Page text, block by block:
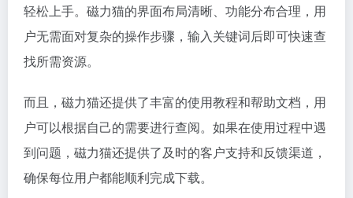
轻松上手。磁力猫的界面布局清晰、功能分布合理，用
户无需面对复杂的操作步骤，输入关键词后即可快速查
找所需资源。
而且，磁力猫还提供了丰富的使用教程和帮助文档，用
户可以根据自己的需要进行查阅。如果在使用过程中遇
到问题，磁力猫还提供了及时的客户支持和反馈渠道，
确保每位用户都能顺利完成下载。